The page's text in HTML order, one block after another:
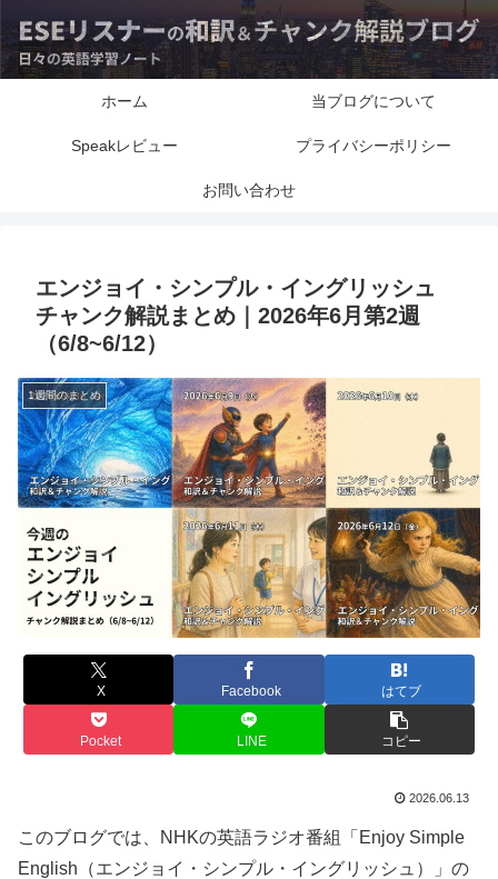
ホーム 当ブログについて
Speakレビュー プライバシーポリシー
お問い合わせ
エンジョイ・シンプル・イングリッシュ
チャンク解説まとめ｜2026年6月第2週
（6/8~6/12）
1週間のまとめ
X Facebook はてブ
Pocket LINE コピー
2026.06.13
このブログでは、NHKの英語ラジオ番組「Enjoy Simple
English（エンジョイ・シンプル・イングリッシュ）」の